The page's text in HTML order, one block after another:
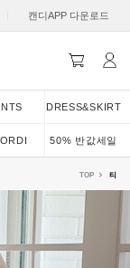
캔디APP 다운로드
DRESS&SKIRT
50% 반값세일
TOP 티